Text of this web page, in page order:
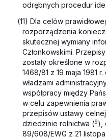
odrębnych procedur
(11) Dla celów
rozporządzenia
skutecznej wymiany
Członkowskimi.
zostały określone w
1468/81 z 19 maja 1981
władzami
współpracy między
w celu zapewnienia
przepisów ustawy
dziedzinie rolnictwa (9),
89/608/EWG z 21